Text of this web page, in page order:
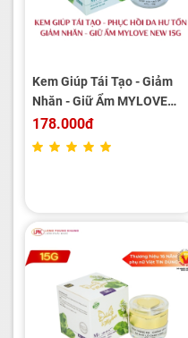
Kem Giúp Tái Tạo - Giảm
Nhăn - Giữ Ẩm MYLOVE
NEW 15g
178.000đ